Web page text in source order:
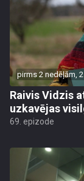
pirms 2 nedēļām,
Raivis Vidzis
uzkavējas
69. epizode